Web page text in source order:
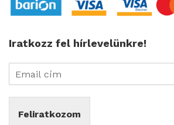
Iratkozz fel hírlevelünkre!
Feliratkozom